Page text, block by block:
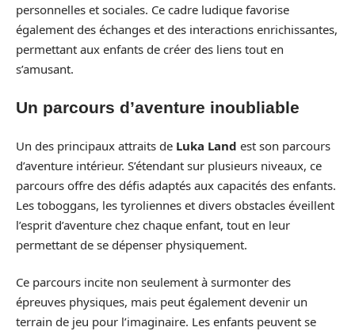
personnelles et sociales. Ce cadre ludique favorise
également des échanges et des interactions enrichissantes,
permettant aux enfants de créer des liens tout en
s’amusant.
Un parcours d’aventure inoubliable
Un des principaux attraits de Luka Land est son parcours
d’aventure intérieur. S’étendant sur plusieurs niveaux, ce
parcours offre des défis adaptés aux capacités des enfants.
Les toboggans, les tyroliennes et divers obstacles éveillent
l’esprit d’aventure chez chaque enfant, tout en leur
permettant de se dépenser physiquement.
Ce parcours incite non seulement à surmonter des
épreuves physiques, mais peut également devenir un
terrain de jeu pour l’imaginaire. Les enfants peuvent se